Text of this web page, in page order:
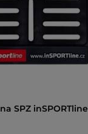
SPZ inSPORTline